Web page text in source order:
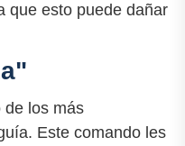
que esto puede dañar
de los más
Este comando les